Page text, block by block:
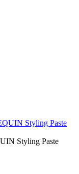
Styling Paste